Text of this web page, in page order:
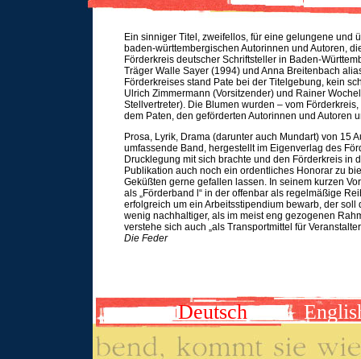
Ein sinniger Titel, zweifellos, für eine gelungene und
baden-württembergischen Autorinnen und Autoren,
Förderkreis deutscher Schriftsteller in Baden-
Träger Walle Sayer (1994) und Anna Breitenbach
Förderkreises stand Pate bei der Titelgebung, kein
Ulrich Zimmermann (Vorsitzender) und Rainer
Stellvertreter). Die Blumen wurden – vom
dem Paten, den geförderten Autorinnen und Autoren
Prosa, Lyrik, Drama (darunter auch Mundart) von 15
umfassende Band, hergestellt im Eigenverlag des
Drucklegung mit sich brachte und den Förderkreis in
Publikation auch noch ein ordentliches Honorar zu
Geküßten gerne gefallen lassen. In seinem kurzen
als „Förderband l“ in der offenbar als regelmäßige
erfolgreich um ein Arbeitsstipendium bewarb, der
wenig nachhaltiger, als im meist eng gezogenen
verstehe sich auch „als Transportmittel für
Die Feder
Deutsch